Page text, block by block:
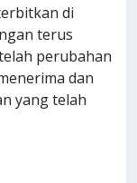
di
terus
perubahan
dan
yang telah